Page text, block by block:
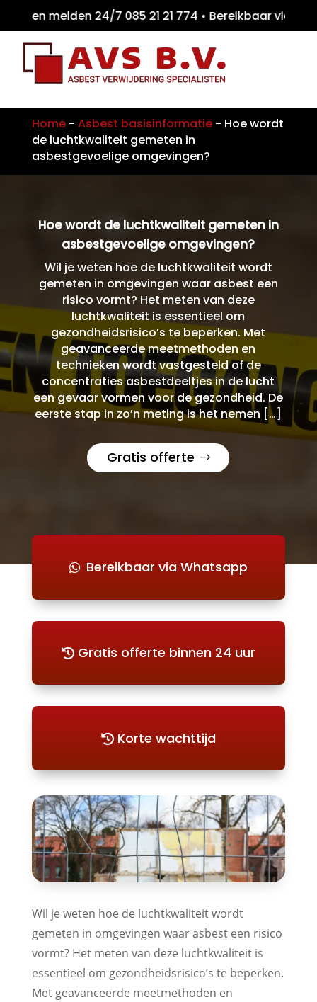
melden 24/7 085 21 21 774 •
Home- Asbest basisinformatie- Hoe wordt
de luchtkwaliteit gemeten in
asbestgevoelige omgevingen?
Hoe wordt de luchtkwaliteit gemeten in
asbestgevoelige omgevingen?
Wil je weten hoe de luchtkwaliteit wordt
gemeten in omgevingen waar asbest een
risico vormt? Het meten van deze
luchtkwaliteit is essentieel om
gezondheidsrisico’s te beperken. Met
geavanceerde meetmethoden en
technieken wordt vastgesteld of de
concentraties asbestdeeltjes in de lucht
een gevaar vormen voor de gezondheid. De
eerste stap in zo’n meting is het nemen […]
Gratis offerte
Bereikbaar via Whatsapp
Gratis offerte binnen 24 uur
Korte wachttijd
Wil je weten hoe de luchtkwaliteit wordt
gemeten in omgevingen waar asbest een risico
vormt? Het meten van deze luchtkwaliteit is
essentieel om gezondheidsrisico’s te beperken.
Met geavanceerde meetmethoden en